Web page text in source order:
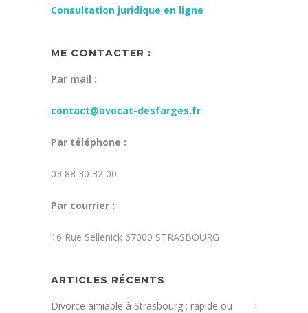
Consultation juridique en ligne
ME CONTACTER :
Par mail :
contact@avocat-desfarges.fr
Par téléphone :
03 88 30 32 00
Par courrier :
16 Rue Sellenick 67000 STRASBOURG
ARTICLES RÉCENTS
Divorce amiable à Strasbourg : rapide ou